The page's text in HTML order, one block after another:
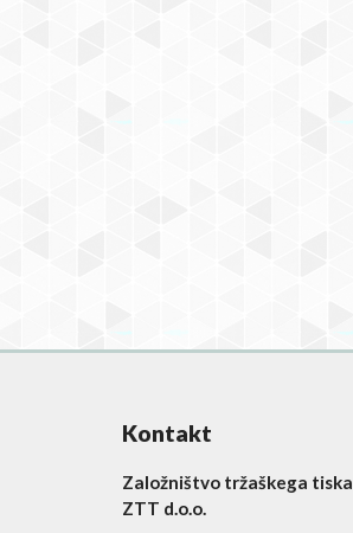
Kontakt
Založništvo tržaškega tiska
ZTT d.o.o.